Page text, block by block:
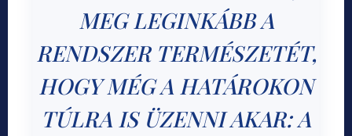
MEG LEGINKÁBB A
RENDSZER TERMÉSZETÉT,
HOGY MÉG A HATÁROKON
TÚLRA IS ÜZENNI AKAR: A